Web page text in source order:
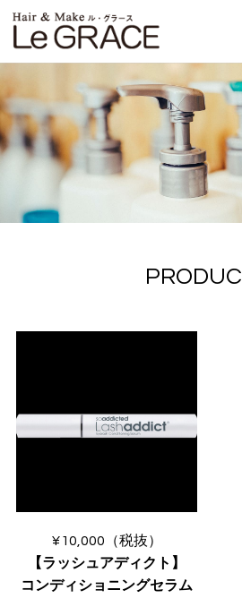
CONCEPT
VOICE
BLOG
NEWS
PRODUC
¥10,000（税抜）
【ラッシュアディクト】
コンディショニングセラム